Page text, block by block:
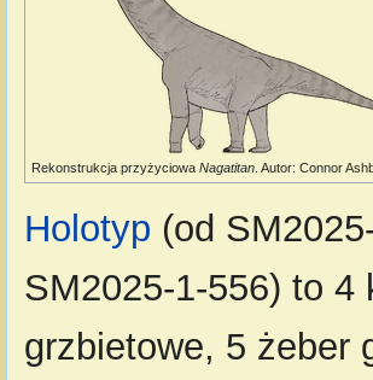
Rekonstrukcja przyżyciowaNagatitan . Autor: Connor
Holotyp (od
SM2025-1-556) to 4
grzbietowe, 5 żeber